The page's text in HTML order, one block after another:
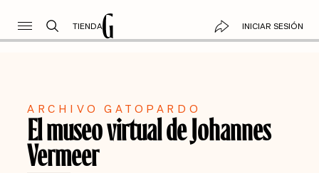
TIENDA INICIAR SESIÓN
ARCHIVO GATOPARDO
El museo virtual de Johannes
Vermeer